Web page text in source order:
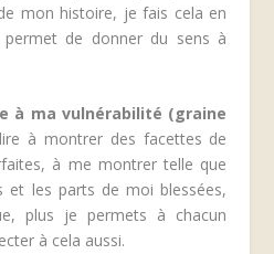
mon histoire, je fais cela en
de donner du sens à
à ma vulnérabilité (graine
à montrer des facettes de
à me montrer telle que
et les parts de moi blessées,
plus je permets à chacun
à cela aussi.